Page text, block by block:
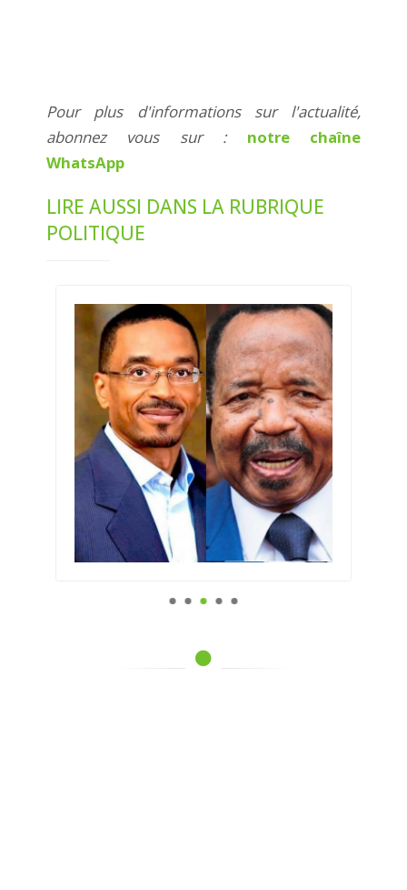
Pour plus d'informations sur l'actualité,
abonnez vous sur : notre chaîne
WhatsApp
LIRE AUSSI DANS LA RUBRIQUE
POLITIQUE